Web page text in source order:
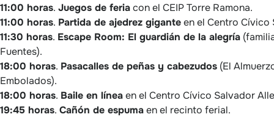
11:00 horas. Juegos de feriacon el CEIP Torre Ramona.
11:00 horas. Partida de ajedrez giganteen el Centro Cívico
11:30 horas. Escape Room: El guardián de la alegría
Fuentes).
18:00 horas. Pasacalles de peñas y cabezudos (El
Embolados).
18:00 horas. Baile en líneaen el Centro Cívico Salvador
19:45 horas. Cañón de espumaen el recinto ferial.